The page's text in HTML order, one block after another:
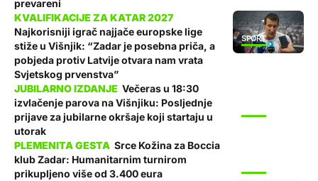
prevareni
SPORT
Najkorisniji igrač najjače europske lige
stiže u Višnjik: “Zadar je posebna priča, a
pobjeda protiv Latvije otvara nam vrata
Svjetskog prvenstva”
Večeras u 18:30
izvlačenje parova na Višnjiku: Posljednje
prijave za jubilarne okršaje koji startaju u
utorak
Srce Kožina za Boccia
klub Zadar: Humanitarnim turnirom
prikupljeno više od 3.400 eura